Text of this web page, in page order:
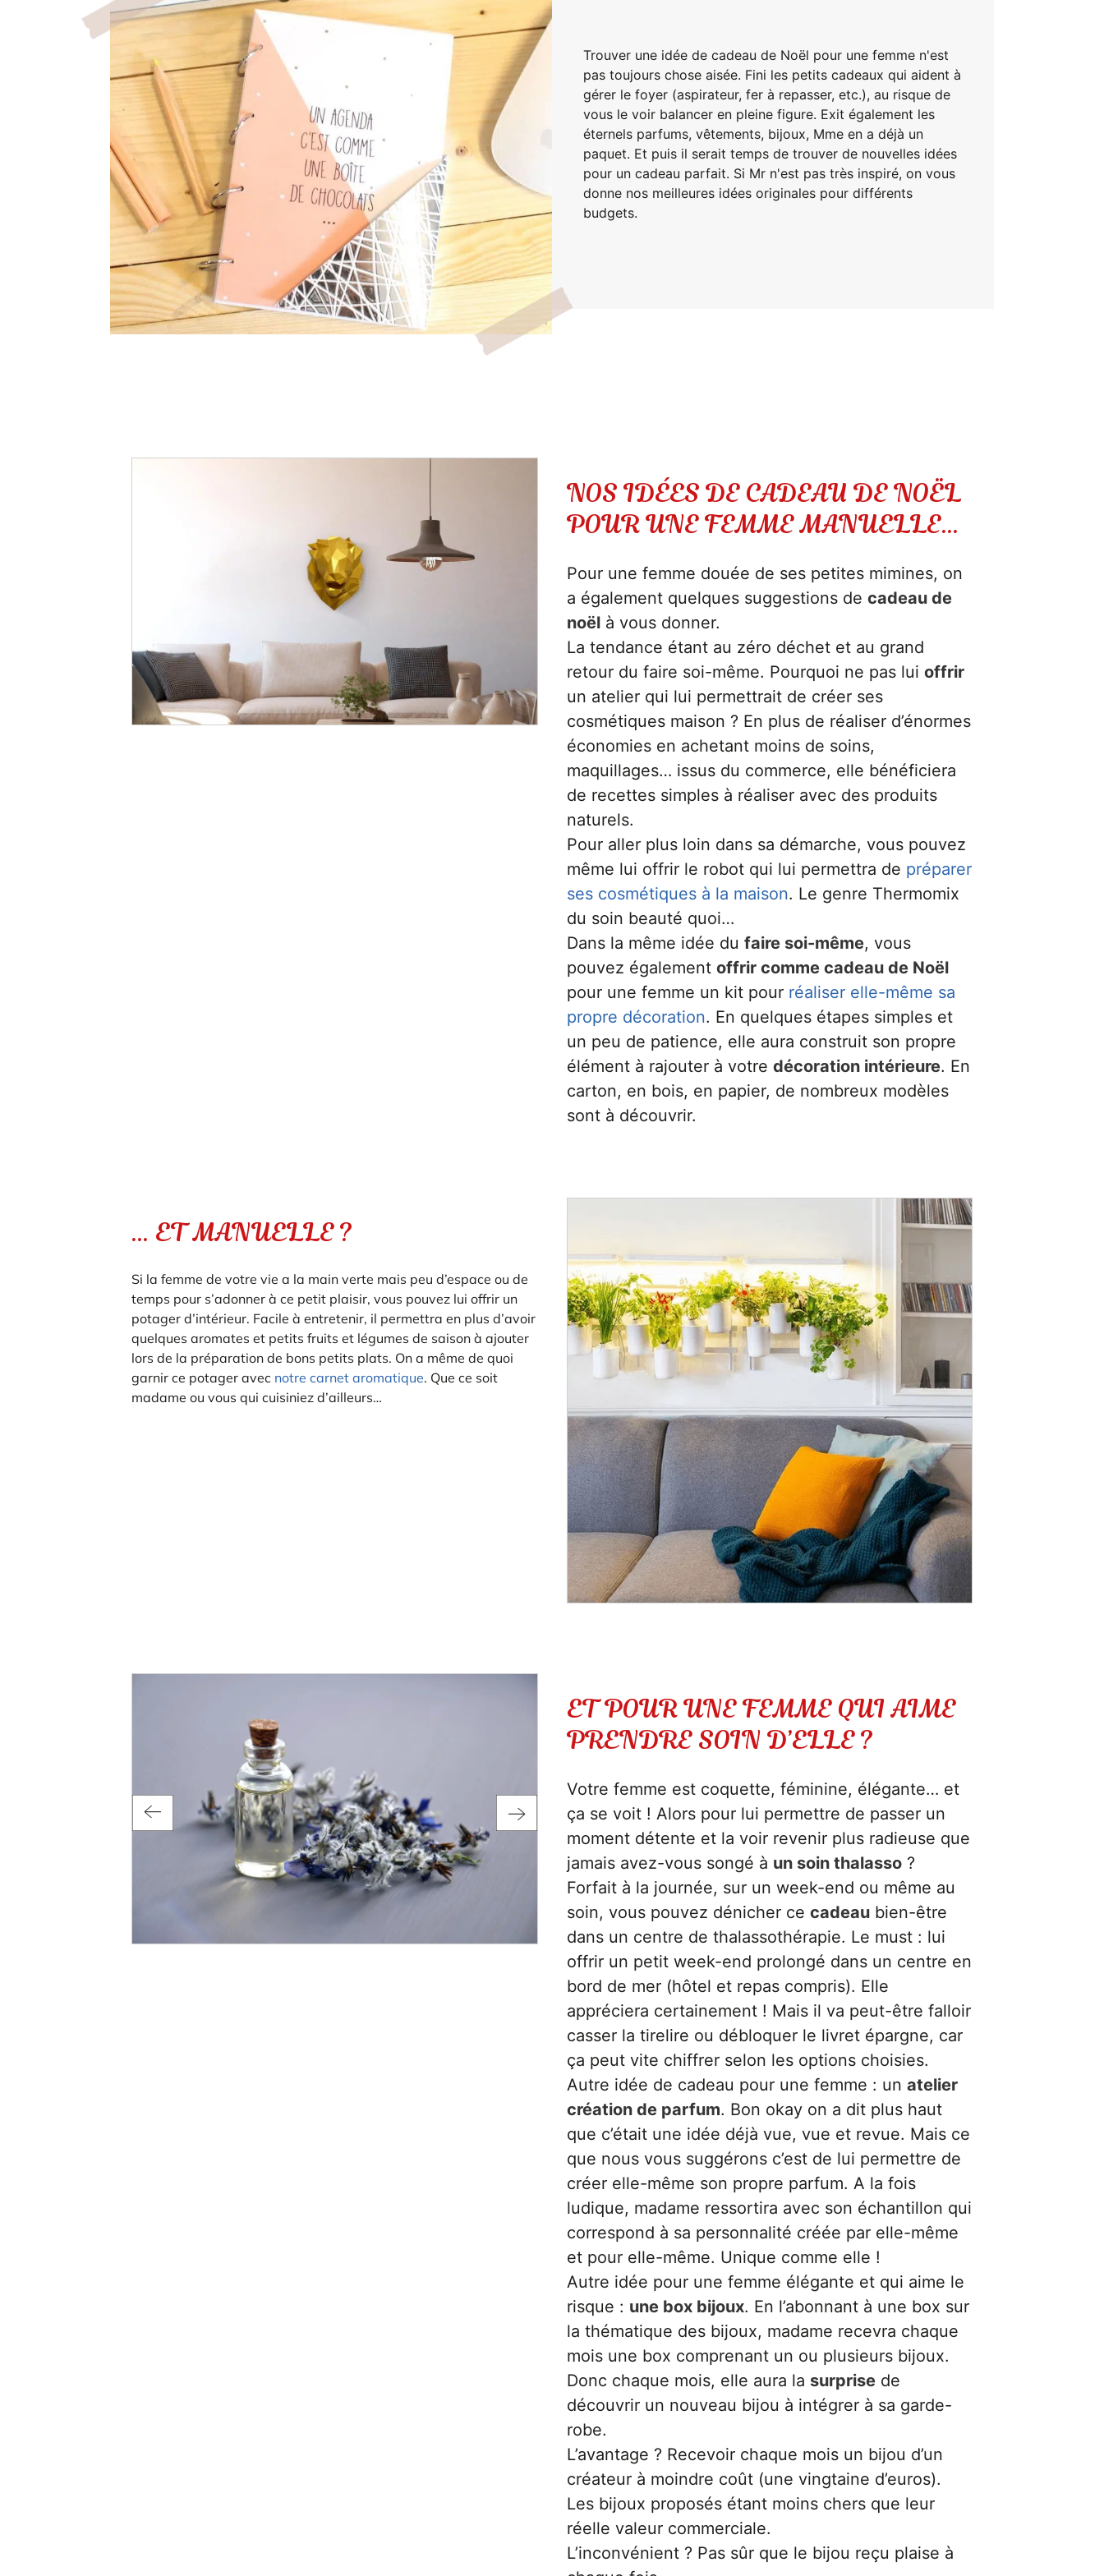
Trouver une idée de cadeau de Noël pour une femme n'est
pas toujours chose aisée. Fini les petits cadeaux qui aident à
gérer le foyer (aspirateur, fer à repasser, etc.), au risque de
vous le voir balancer en pleine figure. Exit également les
éternels parfums, vêtements, bijoux, Mme en a déjà un
paquet. Et puis il serait temps de trouver de nouvelles idées
pour un cadeau parfait. Si Mr n'est pas très inspiré, on vous
donne nos meilleures idées originales pour différents
budgets.
NOS IDÉES DE CADEAU DE NOËL
POUR UNE FEMME MANUELLE…
Pour une femme douée de ses petites mimines, on
a également quelques suggestions de cadeau de
noëlà vous donner.
La tendance étant au zéro déchet et au grand
retour du faire soi-même. Pourquoi ne pas lui offrir
un atelier qui lui permettrait de créer ses
cosmétiques maison ? En plus de réaliser d’énormes
économies en achetant moins de soins,
maquillages… issus du commerce, elle bénéficiera
de recettes simples à réaliser avec des produits
naturels.
Pour aller plus loin dans sa démarche, vous pouvez
même lui offrir le robot qui lui permettra de préparer
ses cosmétiques à la maison. Le genre Thermomix
du soin beauté quoi…
Dans la même idée du faire soi-même, vous
pouvez également offrir comme cadeau de Noël
pour une femme un kit pour réaliser elle-même sa
propre décoration. En quelques étapes simples et
un peu de patience, elle aura construit son propre
élément à rajouter à votre décoration intérieure. En
carton, en bois, en papier, de nombreux modèles
sont à découvrir.
… ET MANUELLE ?
Si la femme de votre vie a la main verte mais peu d’espace ou de
temps pour s’adonner à ce petit plaisir, vous pouvez lui offrir un
potager d’intérieur. Facile à entretenir, il permettra en plus d’avoir
quelques aromates et petits fruits et légumes de saison à ajouter
lors de la préparation de bons petits plats. On a même de quoi
garnir ce potager avec notre carnet aromatique. Que ce soit
madame ou vous qui cuisiniez d’ailleurs…
ET POUR UNE FEMME QUI AIME
PRENDRE SOIN D’ELLE ?
Votre femme est coquette, féminine, élégante… et
ça se voit ! Alors pour lui permettre de passer un
moment détente et la voir revenir plus radieuse que
jamais avez-vous songé à un soin thalasso?
Forfait à la journée, sur un week-end ou même au
soin, vous pouvez dénicher ce cadeaubien-être
dans un centre de thalassothérapie. Le must : lui
offrir un petit week-end prolongé dans un centre en
bord de mer (hôtel et repas compris). Elle
appréciera certainement ! Mais il va peut-être falloir
casser la tirelire ou débloquer le livret épargne, car
ça peut vite chiffrer selon les options choisies.
Autre idée de cadeau pour une femme : un atelier
création de parfum. Bon okay on a dit plus haut
que c’était une idée déjà vue, vue et revue. Mais ce
que nous vous suggérons c’est de lui permettre de
créer elle-même son propre parfum. A la fois
ludique, madame ressortira avec son échantillon qui
correspond à sa personnalité créée par elle-même
et pour elle-même. Unique comme elle !
Autre idée pour une femme élégante et qui aime le
risque : une box bijoux. En l’abonnant à une box sur
la thématique des bijoux, madame recevra chaque
mois une box comprenant un ou plusieurs bijoux.
Donc chaque mois, elle aura la surprisede
découvrir un nouveau bijou à intégrer à sa garde-
robe.
L’avantage ? Recevoir chaque mois un bijou d’un
créateur à moindre coût (une vingtaine d’euros).
Les bijoux proposés étant moins chers que leur
réelle valeur commerciale.
L’inconvénient ? Pas sûr que le bijou reçu plaise à
FAMILLE & ENFANTS